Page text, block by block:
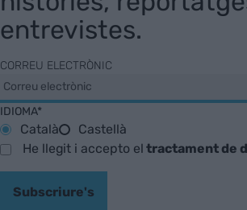
entrevistes.
CORREU ELECTRÒNIC
IDIOMA*
Català
Castellà
He llegit i accepto eltractament de
Subscriure's